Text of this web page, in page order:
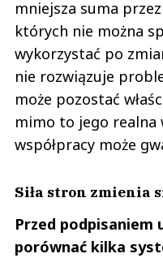
mniejsza suma
których nie można
wykorzystać po
nie rozwiązuje
może pozostać
mimo to jego realna
współpracy może
Siła stron zmienia
Przed podpisaniem
porównać kilka